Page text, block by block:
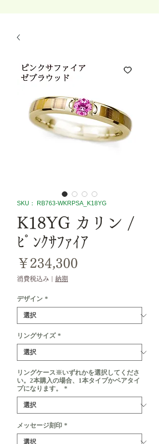
SKU： RB763-WKRPSA_K18YG
K18YG カリン /
ﾋﾟﾝｸｻﾌｧｲｱ
￥234,300
消費税込み 納期
デザイン *
リングサイズ *
リングケース※いずれかを選択してくださ
い。2本購入の場合、1本タイプかペアタイ
プになります。
*
メッセージ刻印 *